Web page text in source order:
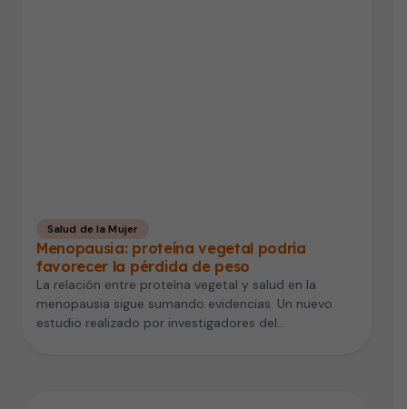
Salud de la Mujer
Menopausia: proteína vegetal podría
favorecer la pérdida de peso
La relación entre proteína vegetal y salud en la
menopausia sigue sumando evidencias. Un nuevo
estudio realizado por investigadores del…